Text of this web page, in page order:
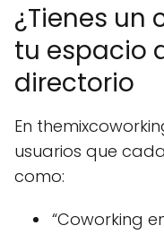
¿Tienes un
tu espacio
directorio
En
usuarios que
como:
“Coworking